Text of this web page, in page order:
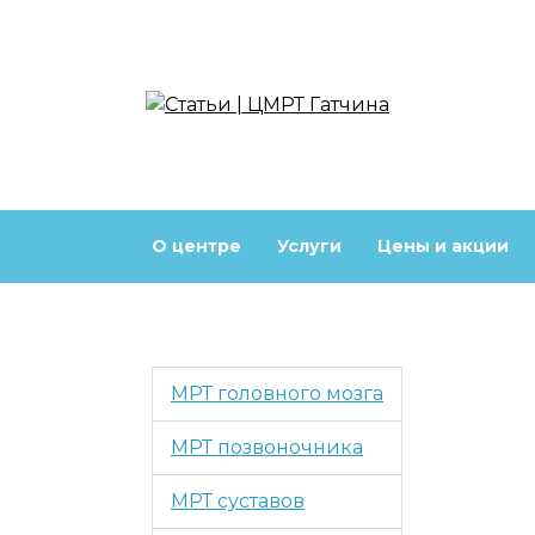
О центре Услуги Цены и акции
МРТ головного мозга
МРТ позвоночника
МРТ суставов